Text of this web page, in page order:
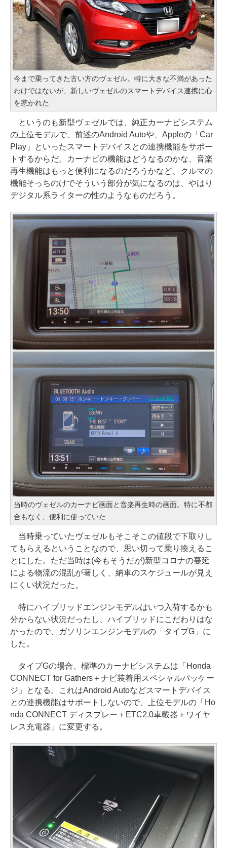
今まで乗ってきた古い方のヴェゼル。特に大きな不満があった
わけではないが、新しいヴェゼルのスマートデバイス連携に心
を惹かれた
というのも新型ヴェゼルでは、純正カーナビシステム
の上位モデルで、前述のAndroid Autoや、Appleの「Car
Play」といったスマートデバイスとの連携機能をサポー
トするからだ。カーナビの機能はどうなるのかな、音楽
再生機能はもっと便利になるのだろうかなど、クルマの
機能そっちのけでそういう部分が気になるのは、やはり
デジタル系ライターの性のようなものだろう。
当時のヴェゼルのカーナビ画面と音楽再生時の画面。特に不都
合もなく、便利に使っていた
当時乗っていたヴェゼルもそこそこの値段で下取りし
てもらえるということなので、思い切って乗り換えるこ
とにした。ただ当時は(今もそうだが)新型コロナの蔓延
による物流の混乱が著しく、納車のスケジュールが見え
にくい状況だった。
特にハイブリッドエンジンモデルはいつ入荷するかも
分からない状況だったし、ハイブリッドにこだわりはな
かったので、ガソリンエンジンモデルの「タイプG」に
した。
タイプGの場合、標準のカーナビシステムは「Honda
CONNECT for Gathers＋ナビ装着用スペシャルパッケー
ジ」となる。これはAndroid Autoなどスマートデバイス
との連携機能はサポートしないので、上位モデルの「Ho
nda CONNECT ディスプレー＋ETC2.0車載器＋ワイヤ
レス充電器」に変更する。